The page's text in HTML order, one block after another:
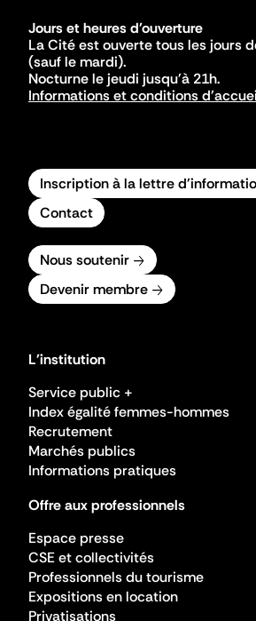
Jours et heures d'ouverture
La Cité est ouverte tous les jours
(sauf le mardi).
Nocturne le jeudi jusqu'à 21h.
Informations et conditions
Inscription à la lettre
Contact
Nous soutenir
Devenir membre
L'institution
Service public +
Index égalité femmes-hommes
Recrutement
Marchés publics
Informations pratiques
Offre aux professionnels
Espace presse
CSE et collectivités
Professionnels du tourisme
Expositions en location
Privatisations